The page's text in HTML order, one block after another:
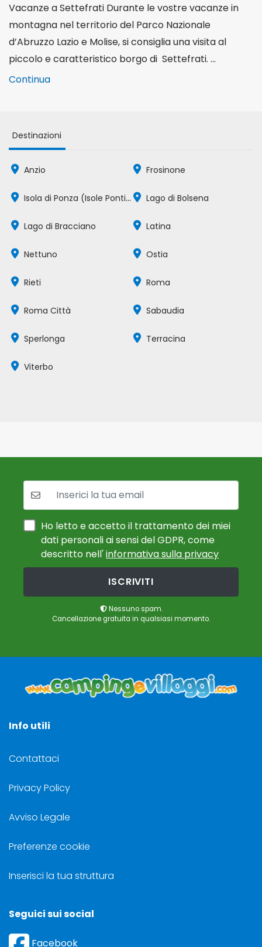
Vacanze a Settefrati Durante le vostre vacanze in
montagna nel territorio del Parco Nazionale
d’Abruzzo Lazio e Molise, si consiglia una visita al
piccolo e caratteristico borgo di Settefrati. ...
Continua
Destinazioni
Anzio Frosinone
Isola di Ponza (Isole Pontine) Lago di Bolsena
Lago di Bracciano Latina
Nettuno Ostia
Rieti Roma
Roma Città Sabaudia
Sperlonga Terracina
Viterbo
La tua mail:
Ho letto e accetto il trattamento dei miei
dati personali ai sensi del GDPR, come
descritto nell'informativa sulla privacy
ISCRIVITI
Nessuno spam.
Cancellazione gratuita in qualsiasi momento.
Info utili
Contattaci
Privacy Policy
Avviso Legale
Preferenze cookie
Inserisci la tua struttura
Seguici sui social
Facebook